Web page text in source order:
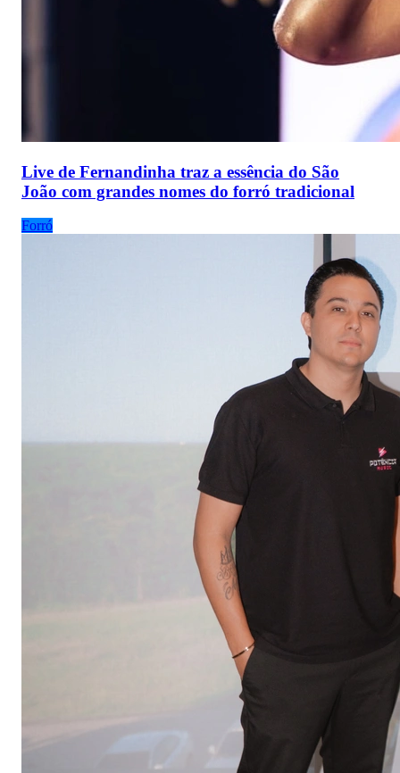
Live de Fernandinha traz a essência do São
João com grandes nomes do forró tradicional
Forró